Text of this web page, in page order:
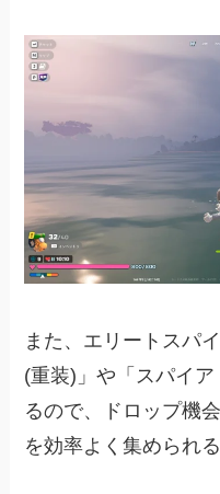
また、エリートスパ
(重装)」や「スパイ
るので、ドロップ機
を効率よく集められ